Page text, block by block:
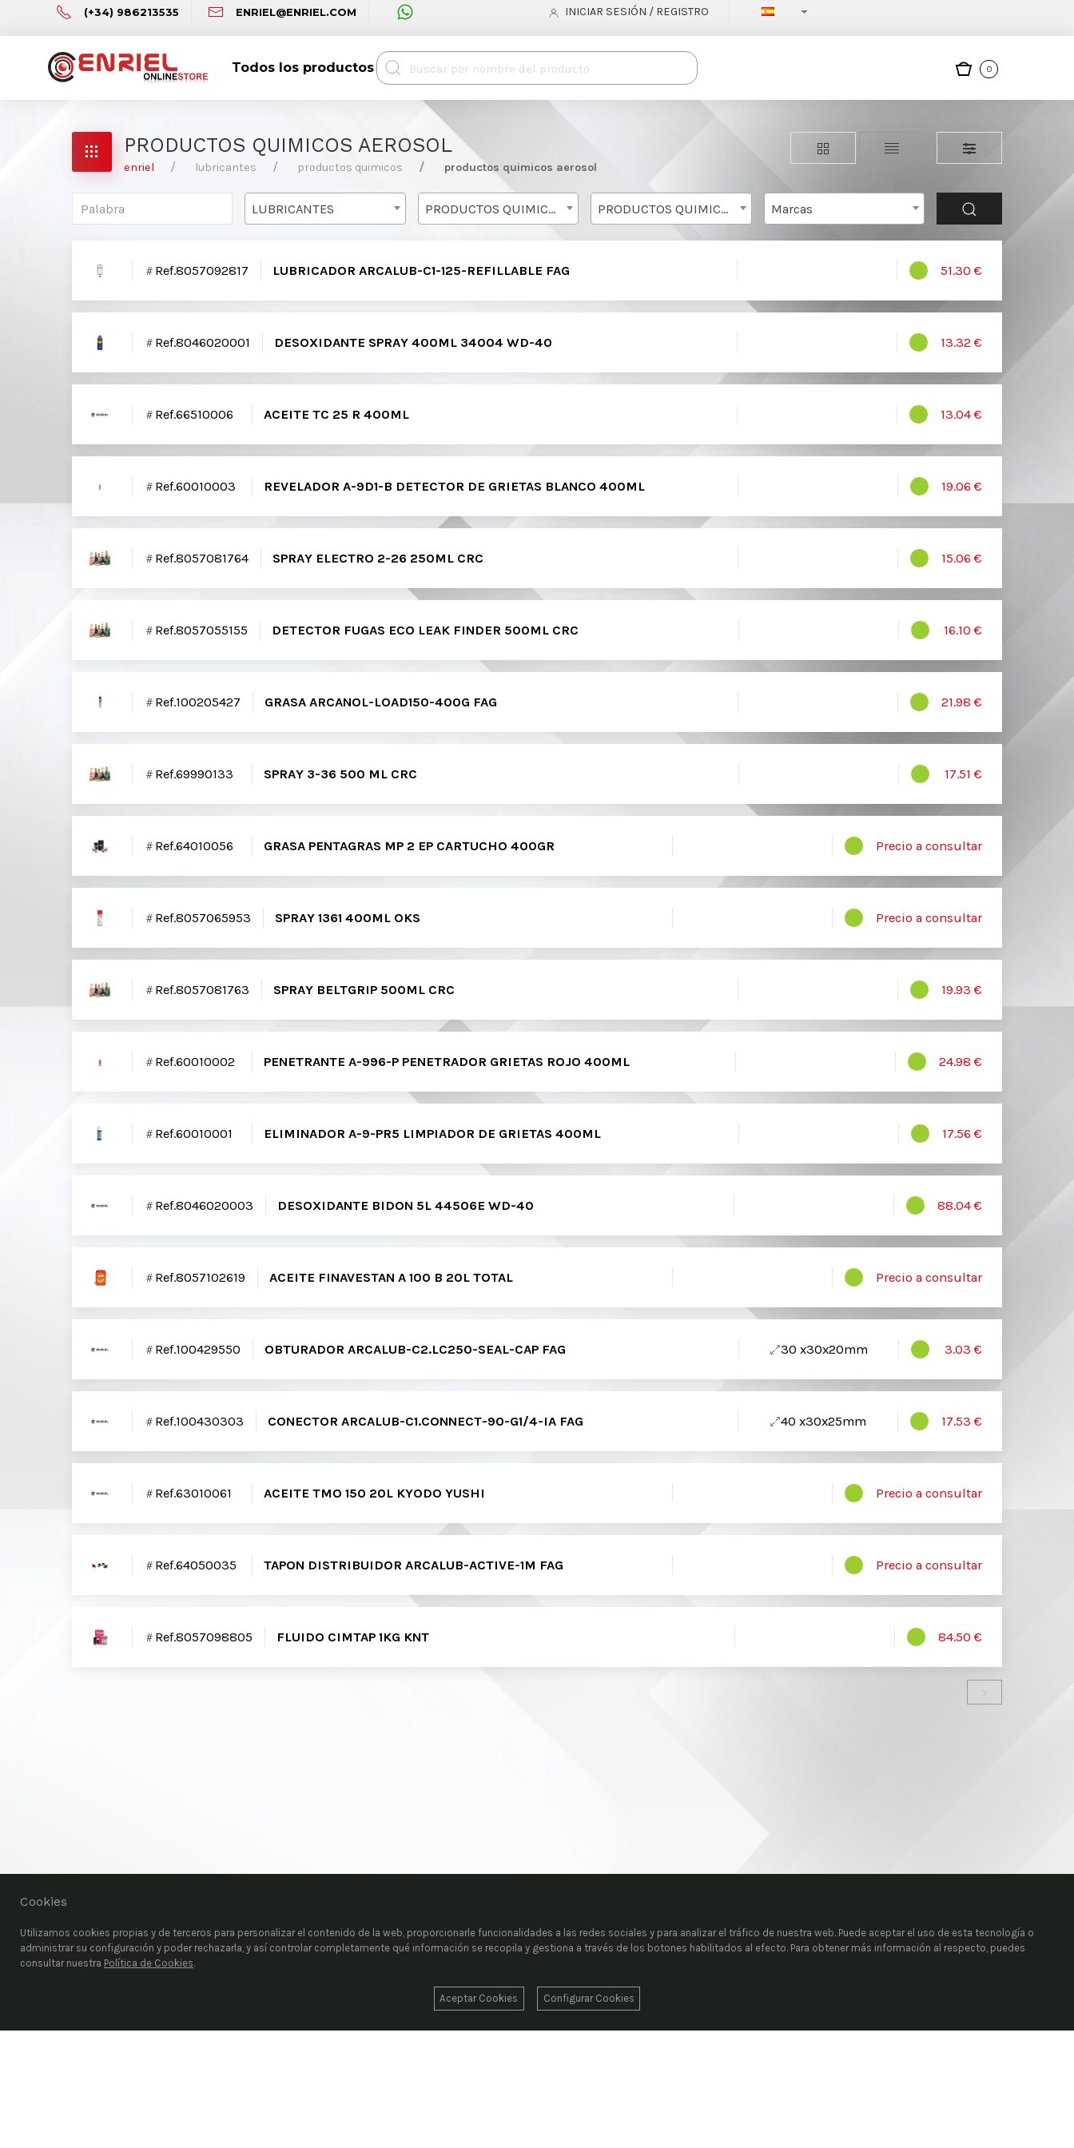
(+34) 986213535 ENRIEL@ENRIEL.COM INICIAR SESIÓN / REGISTRO
Todos los productos 0
PRODUCTOS QUIMICOS AEROSOL
enriel lubricantes productos quimicos productos quimicos aerosol
LUBRICANTES PRODUCTOS QUIMICOS PRODUCTOS QUIMICOS AEROSOL Marcas
Ref.8057092817 LUBRICADOR ARCALUB-C1-125-REFILLABLE FAG 51.30 €
Ref.8046020001 DESOXIDANTE SPRAY 400ML 34004 WD-40 13.32 €
Ref.66510006 ACEITE TC 25 R 400ML 13.04 €
Ref.60010003 REVELADOR A-9D1-B DETECTOR DE GRIETAS BLANCO 400ML 19.06 €
Ref.8057081764 SPRAY ELECTRO 2-26 250ML CRC 15.06 €
Ref.8057055155 DETECTOR FUGAS ECO LEAK FINDER 500ML CRC 16.10 €
Ref.100205427 GRASA ARCANOL-LOAD150-400G FAG 21.98 €
Ref.69990133 SPRAY 3-36 500 ML CRC 17.51 €
Ref.64010056 GRASA PENTAGRAS MP 2 EP CARTUCHO 400GR Precio a consultar
Ref.8057065953 SPRAY 1361 400ML OKS Precio a consultar
Ref.8057081763 SPRAY BELTGRIP 500ML CRC 19.93 €
Ref.60010002 PENETRANTE A-996-P PENETRADOR GRIETAS ROJO 400ML 24.98 €
Ref.60010001 ELIMINADOR A-9-PR5 LIMPIADOR DE GRIETAS 400ML 17.56 €
Ref.8046020003 DESOXIDANTE BIDON 5L 44506E WD-40 88.04 €
Ref.8057102619 ACEITE FINAVESTAN A 100 B 20L TOTAL Precio a consultar
Ref.100429550 OBTURADOR ARCALUB-C2.LC250-SEAL-CAP FAG 30 x30x20mm 3.03 €
Ref.100430303 CONECTOR ARCALUB-C1.CONNECT-90-G1/4-IA FAG 40 x30x25mm 17.53 €
Ref.63010061 ACEITE TMO 150 20L KYODO YUSHI Precio a consultar
Ref.64050035 TAPON DISTRIBUIDOR ARCALUB-ACTIVE-1M FAG Precio a consultar
Ref.8057098805 FLUIDO CIMTAP 1KG KNT 84.50 €
Cookies
Utilizamos cookies propias y de terceros para personalizar el contenido de la web, proporcionarle funcionalidades a las redes sociales y para analizar el tráfico de nuestra web. Puede aceptar el uso de esta tecnología o
administrar su configuración y poder rechazarla, y así controlar completamente qué información se recopila y gestiona a través de los botones habilitados al efecto. Para obtener más información al respecto, puedes
consultar nuestra Política de Cookies.
Aceptar Cookies Configurar Cookies